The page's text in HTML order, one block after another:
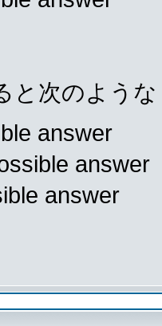
と次のよう
answer
answer
answer